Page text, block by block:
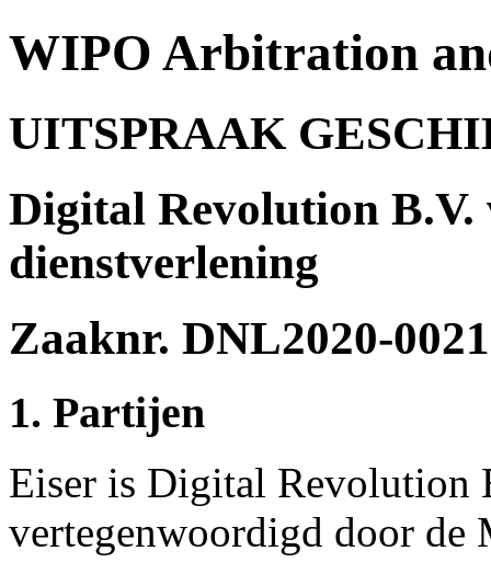
WIPO Arbitration
UITSPRAAK
Digital Revolution B.V.
dienstverlening
Zaaknr. DNL2020-0021
1. Partijen
Eiser is Digital Revolution
vertegenwoordigd door de